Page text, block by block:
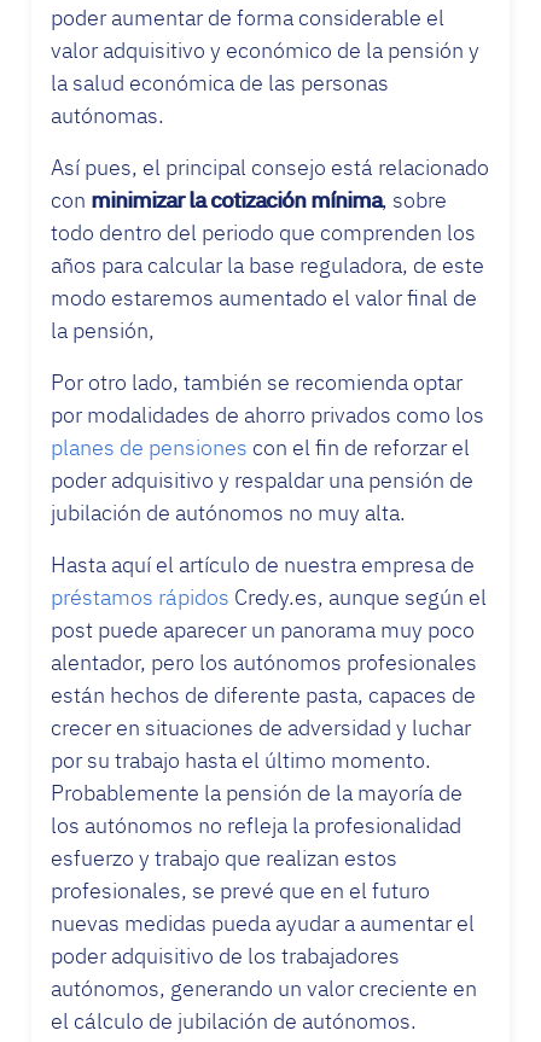
poder aumentar de forma considerable el
valor adquisitivo y económico de la pensión y
la salud económica de las personas
autónomas.
Así pues, el principal consejo está relacionado
con minimizar la cotización mínima, sobre
todo dentro del periodo que comprenden los
años para calcular la base reguladora, de este
modo estaremos aumentado el valor final de
la pensión,
Por otro lado, también se recomienda optar
por modalidades de ahorro privados como los
planes de pensiones con el fin de reforzar el
poder adquisitivo y respaldar una pensión de
jubilación de autónomos no muy alta.
Hasta aquí el artículo de nuestra empresa de
préstamos rápidos Credy.es, aunque según el
post puede aparecer un panorama muy poco
alentador, pero los autónomos profesionales
están hechos de diferente pasta, capaces de
crecer en situaciones de adversidad y luchar
por su trabajo hasta el último momento.
Probablemente la pensión de la mayoría de
los autónomos no refleja la profesionalidad
esfuerzo y trabajo que realizan estos
profesionales, se prevé que en el futuro
nuevas medidas pueda ayudar a aumentar el
poder adquisitivo de los trabajadores
autónomos, generando un valor creciente en
el cálculo de jubilación de autónomos.